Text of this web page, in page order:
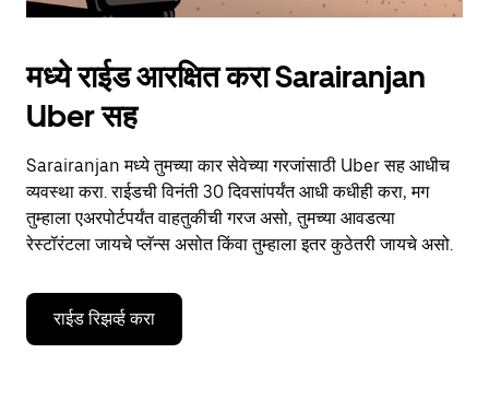
मध्ये राईड आरक्षित करा Sarairanjan
Uber सह
Sarairanjan मध्ये तुमच्या कार सेवेच्या गरजांसाठी Uber सह आधीच
व्यवस्था करा. राईडची विनंती 30 दिवसांपर्यंत आधी कधीही करा, मग
तुम्हाला एअरपोर्टपर्यंत वाहतुकीची गरज असो, तुमच्या आवडत्या
रेस्टॉरंटला जायचे प्लॅन्स असोत किंवा तुम्हाला इतर कुठेतरी जायचे असो.
राईड रिझर्व्ह करा